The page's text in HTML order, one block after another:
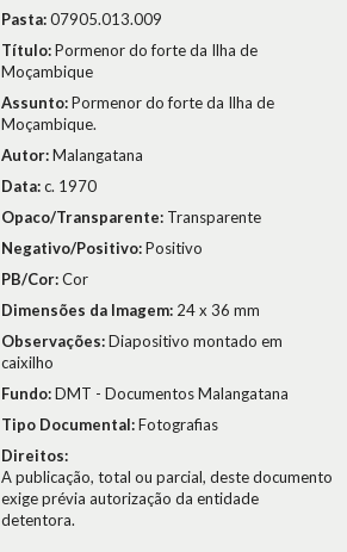
Pasta:07905.013.009
Título:Pormenor do forte da Ilha de
Moçambique
Assunto:Pormenor do forte da Ilha de
Moçambique.
Autor:Malangatana
Data:c. 1970
Opaco/Transparente: Transparente
Negativo/Positivo:Positivo
PB/Cor:Cor
Dimensões da Imagem: 24 x 36 mm
Observações:Diapositivo montado em
caixilho
Fundo:DMT - Documentos Malangatana
Tipo Documental:Fotografias
Direitos:
A publicação, total ou parcial, deste documento
exige prévia autorização da entidade
detentora.